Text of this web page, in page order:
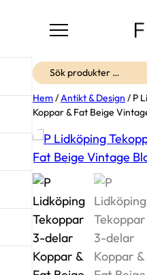
Sök
Hem / Antikt & Design / P
Koppar & Fat Beige